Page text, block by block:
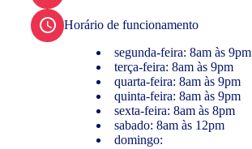
Horário de funcionamento
segunda-feira: 8am às 9pm
terça-feira: 8am às 9pm
quarta-feira: 8am às 9pm
quinta-feira: 8am às 9pm
sexta-feira: 8am às 8pm
sabado: 8am às 12pm
domingo: